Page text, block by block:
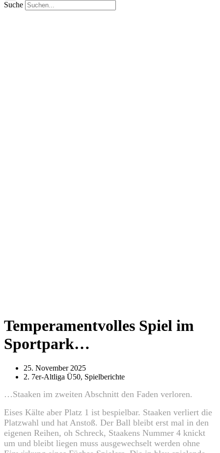
Suche
Temperamentvolles Spiel im
Sportpark…
25. November 2025
2. 7er-Altliga Ü50, Spielberichte
…Staaken im zweiten Abschnitt den Faden verloren.
Eises Kälte aber Platz 1 ist bespielbar. Staaken verliert die
Platzwahl und hat Anstoß. Der Ball bleibt erst mal in den
eigenen Reihen, oh Schreck, Staakens Nummer 4 knickt
um und bleibt liegen muss ausgewechselt werden ohne